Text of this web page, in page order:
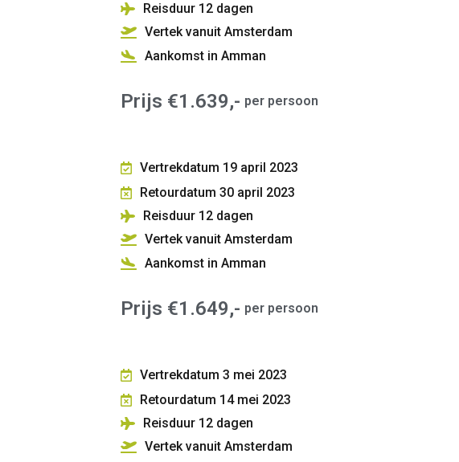
Reisduur 12dagen
Vertek vanuit Amsterdam
Aankomst in Amman
Prijs €1.639,- per persoon
Vertrekdatum 19 april 2023
Retourdatum 30 april 2023
Reisduur 12dagen
Vertek vanuit Amsterdam
Aankomst in Amman
Prijs €1.649,- per persoon
Vertrekdatum 3 mei 2023
Retourdatum 14 mei 2023
Reisduur 12dagen
Vertek vanuit Amsterdam